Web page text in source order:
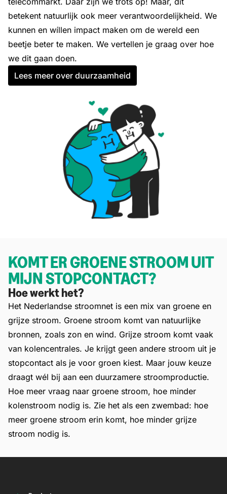
betekent natuurlijk ook meer verantwoordelijkheid. We
kunnen en wíllen impact maken om de wereld een
beetje beter te maken. We vertellen je graag over hoe
we dit gaan doen.
Lees meer over duurzaamheid
KOMT ER GROENE STROOM UIT
MIJN STOPCONTACT?
Hoe werkt het?
Het Nederlandse stroomnet is een mix van groene en
grijze stroom. Groene stroom komt van natuurlijke
bronnen, zoals zon en wind. Grijze stroom komt vaak
van kolencentrales. Je krijgt geen andere stroom uit je
stopcontact als je voor groen kiest. Maar jouw keuze
draagt wél bij aan een duurzamere stroomproductie.
Hoe meer vraag naar groene stroom, hoe minder
kolenstroom nodig is. Zie het als een zwembad: hoe
meer groene stroom erin komt, hoe minder grijze
stroom nodig is.